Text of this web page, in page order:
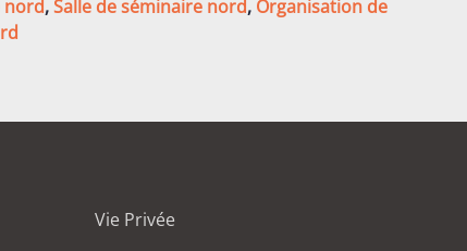
nord,Salle de séminaire nord, Organisation de
Vie Privée